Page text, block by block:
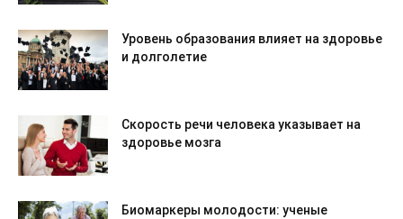
Уровень образования влияет на здоровье
и долголетие
Скорость речи человека указывает на
здоровье мозга
Биомаркеры молодости: ученые